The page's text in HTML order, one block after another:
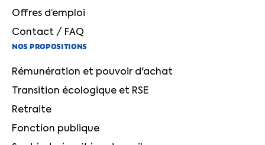
Offres d’emploi
Contact / FAQ
NOS PROPOSITIONS
Rémunération et pouvoir d'achat
Transition écologique et RSE
Retraite
Fonction publique